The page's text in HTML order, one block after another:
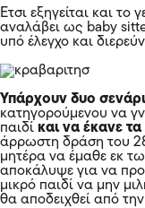
Ετσι εξηγείται και το
αναλάβει ως baby
υπό έλεγχο και
Υπάρχουν δυο
κατηγορούμενου να
παιδί και να έκανε
άρρωστη δράση του
μητέρα να έμαθε εκ
αποκάλυψε για να
μικρό παιδί να μην
θα αποδειχθεί από